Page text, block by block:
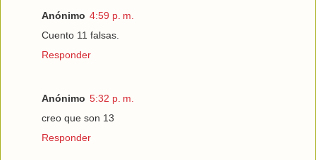
Anónimo 4:59 p. m.
Cuento 11 falsas.
Responder
Anónimo 5:32 p. m.
creo que son 13
Responder